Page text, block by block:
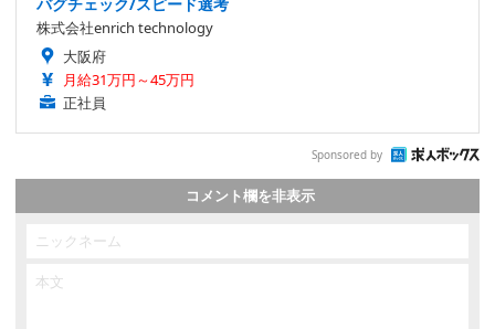
株式会社enrich technology
大阪府
月給31万円～45万円
正社員
Sponsored by
コメント欄を非表示